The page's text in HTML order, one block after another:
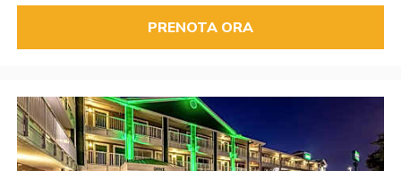
PRENOTA ORA